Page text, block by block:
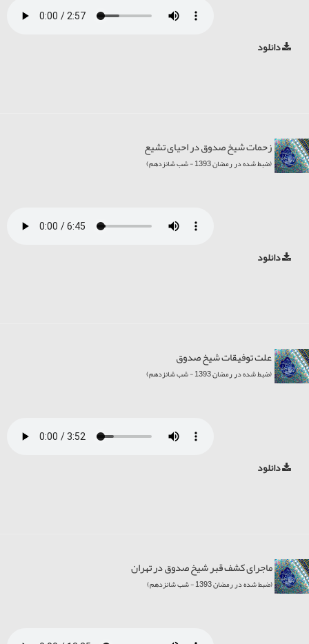
دانلود
زحمات شیخ صدوق در احیای تشیع
(ضبط شده در رمضان 1393 - شب شانزدهم)
دانلود
علت توفیقات شیخ صدوق
(ضبط شده در رمضان 1393 - شب شانزدهم)
دانلود
ماجرای کشف قبر شیخ صدوق در تهران
(ضبط شده در رمضان 1393 - شب شانزدهم)